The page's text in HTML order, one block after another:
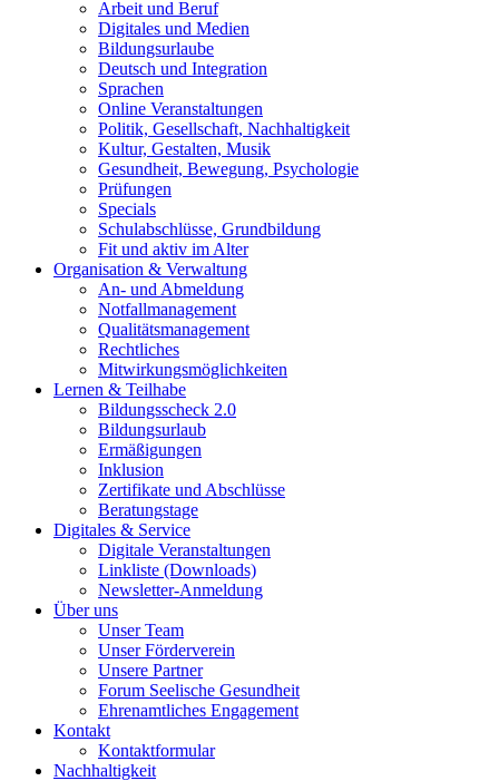
Arbeit und Beruf
Digitales und Medien
Bildungsurlaube
Deutsch und Integration
Sprachen
Online Veranstaltungen
Politik, Gesellschaft, Nachhaltigkeit
Kultur, Gestalten, Musik
Gesundheit, Bewegung, Psychologie
Prüfungen
Specials
Schulabschlüsse, Grundbildung
Fit und aktiv im Alter
Organisation & Verwaltung
An- und Abmeldung
Notfallmanagement
Qualitätsmanagement
Rechtliches
Mitwirkungsmöglichkeiten
Lernen & Teilhabe
Bildungsscheck 2.0
Bildungsurlaub
Ermäßigungen
Inklusion
Zertifikate und Abschlüsse
Beratungstage
Digitales & Service
Digitale Veranstaltungen
Linkliste (Downloads)
Newsletter-Anmeldung
Über uns
Unser Team
Unser Förderverein
Unsere Partner
Forum Seelische Gesundheit
Ehrenamtliches Engagement
Kontakt
Kontaktformular
Nachhaltigkeit